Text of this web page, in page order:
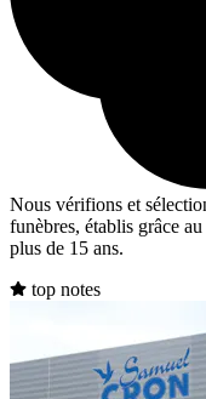
Nous vérifions et
funèbres, établis grâce
plus de 15 ans.
top notes